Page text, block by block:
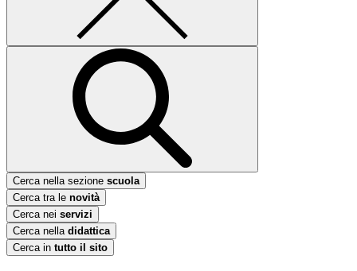
Cerca nella sezione scuola
Cerca tra le novità
Cerca nei servizi
Cerca nella didattica
Cerca in tutto il sito